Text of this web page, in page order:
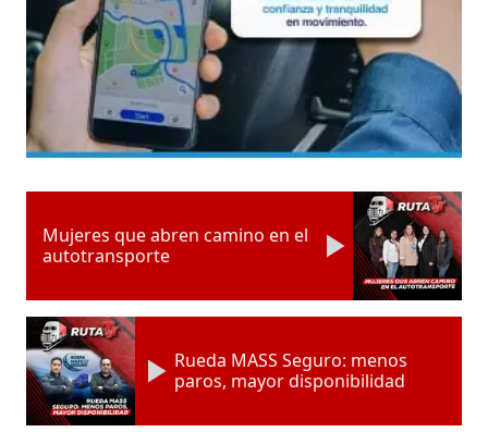
Mujeres que abren camino en el
autotransporte
Rueda MASS Seguro: menos
paros, mayor disponibilidad